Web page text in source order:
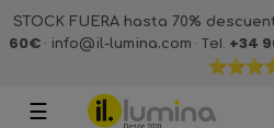
STOCK FUERA hasta 70%
60€· info@il-lumina.com · Tel. +34
Navegación
☰